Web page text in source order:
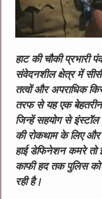
हाट की चौकी
संवेदनशील क्षेत्र में
तत्वों और अपराधिक
तरफ से यह एक
जिन्हें सहयोग से
की रोकथाम के लिए
हाई डेफिनेशन कमरे तो
काफी हद तक पुलिस को
रही है।